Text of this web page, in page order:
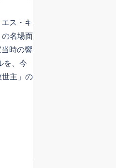
ス・キ
の名場面
時の響
を、今
世主」の